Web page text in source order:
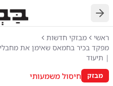
חזרה
ראשי
מבזקי חדשות
מפקד בכיר בחמאס שאימן את
| תיעוד
מבזק חיסול משמעותי